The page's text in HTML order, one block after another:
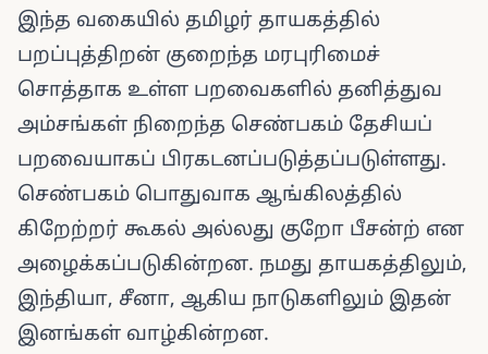
இந்த வகையில் தமிழர் தாயகத்தில்
பறப்புத்திறன் குறைந்த மரபுரிமைச்
சொத்தாக உள்ள பறவைகளில் தனித்துவ
அம்சங்கள் நிறைந்த செண்பகம் தேசியப்
பறவையாகப் பிரகடனப்படுத்தப்படுள்ளது.
செண்பகம் பொதுவாக ஆங்கிலத்தில்
கிறேற்றர் கூகல் அல்லது குறோ பீசன்ற் என
அழைக்கப்படுகின்றன. நமது தாயகத்திலும்,
இந்தியா, சீனா, ஆகிய நாடுகளிலும் இதன்
இனங்கள் வாழ்கின்றன.